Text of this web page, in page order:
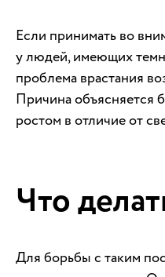
Если принимать во
у людей, имеющих
проблема врастания
Причина объясняется
ростом в отличие от
Что
Для борьбы с таким